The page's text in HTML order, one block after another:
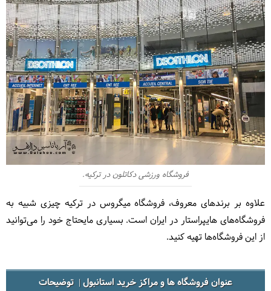
فروشگاه ورزشی دکاتلون در ترکیه.
علاوه بر برندهای معروف، فروشگاه میگروس در ترکیه چیزی شبیه به
فروشگاه‌های هایپراستار در ایران است. بسیاری مایحتاج خود را می‌توانید
از این فروشگاه‌ها تهیه کنید.
عنوان فروشگاه ها و مراکز خرید استانبول توضیحات